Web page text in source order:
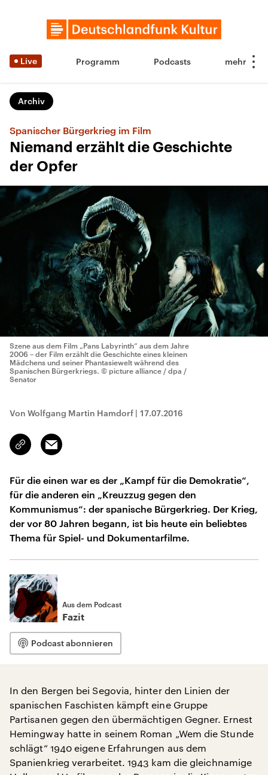
Live Programm Podcasts
Archiv
Spanischer Bürgerkrieg im Film
Niemand erzählt die Geschichte
der Opfer
Szene aus dem Film „Pans Labyrinth“ aus dem Jahre
2006 – der Film erzählt die Geschichte eines kleinen
Mädchens und seiner Phantasiewelt während des
Spanischen Bürgerkriegs. © picture alliance / dpa /
Senator
Von Wolfgang Martin Hamdorf | 17.07.2016
Link
kopieren/teilen
Email
Für die einen war es der „Kampf für die Demokratie“,
für die anderen ein „Kreuzzug gegen den
Kommunismus“: der spanische Bürgerkrieg. Der Krieg,
der vor 80 Jahren begann, ist bis heute ein beliebtes
Thema für Spiel- und Dokumentarfilme.
Aus dem Podcast
Fazit
Podcast abonnieren
In den Bergen bei Segovia, hinter den Linien der
spanischen Faschisten kämpft eine Gruppe
Partisanen gegen den übermächtigen Gegner. Ernest
Hemingway hatte in seinem Roman „Wem die Stunde
schlägt“ 1940 eigene Erfahrungen aus dem
Spanienkrieg verarbeitet. 1943 kam die gleichnamige